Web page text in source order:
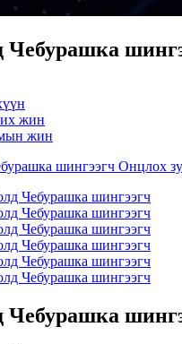
Чебурашка
жин
жин
Чебурашка